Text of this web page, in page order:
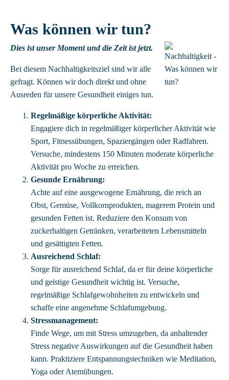
Was können wir tun?
Dies ist unser Moment und die Zeit ist jetzt.
Bei diesem Nachhaltigkeitsziel sind wir alle
gefragt. Können wir doch direkt und ohne
Ausreden für unsere Gesundheit einiges tun.
Regelmäßige körperliche Aktivität:
Engagiere dich in regelmäßiger körperlicher Aktivität wie
Sport, Fitnessübungen, Spaziergängen oder Radfahren.
Versuche, mindestens 150 Minuten moderate körperliche
Aktivität pro Woche zu erreichen.
Gesunde Ernährung:
Achte auf eine ausgewogene Ernährung, die reich an
Obst, Gemüse, Vollkornprodukten, magerem Protein und
gesunden Fetten ist. Reduziere den Konsum von
zuckerhaltigen Getränken, verarbeiteten Lebensmitteln
und gesättigten Fetten.
Ausreichend Schlaf:
Sorge für ausreichend Schlaf, da er für deine körperliche
und geistige Gesundheit wichtig ist. Versuche,
regelmäßige Schlafgewohnheiten zu entwickeln und
schaffe eine angenehme Schlafumgebung.
Stressmanagement:
Finde Wege, um mit Stress umzugehen, da anhaltender
Stress negative Auswirkungen auf die Gesundheit haben
kann. Praktiziere Entspannungstechniken wie Meditation,
Yoga oder Atemübungen.